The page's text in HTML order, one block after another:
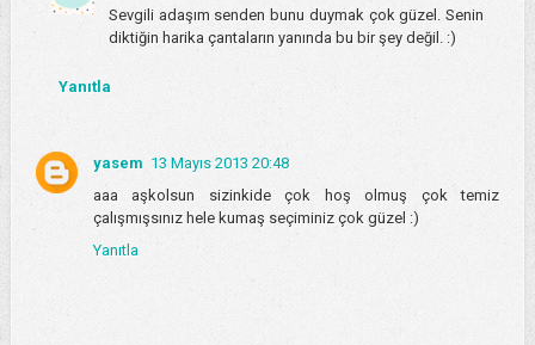
Sevgili adaşım senden bunu duymak çok güzel. Senin
diktiğin harika çantaların yanında bu bir şey değil. :)
Yanıtla
yasem 13 Mayıs 2013 20:48
aaa aşkolsun sizinkide çok hoş olmuş çok temiz
çalışmışsınız hele kumaş seçiminiz çok güzel :)
Yanıtla